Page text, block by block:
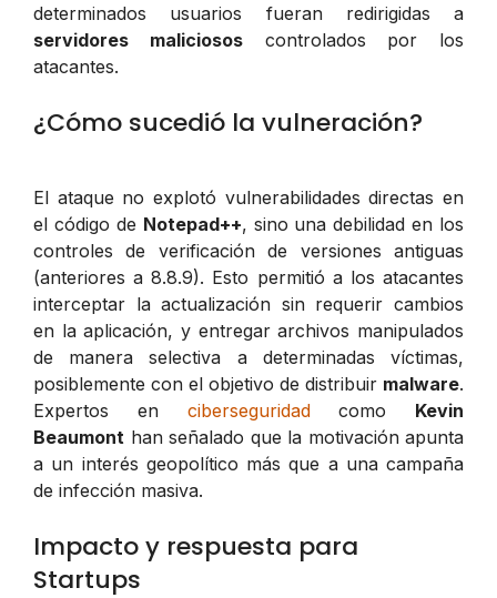
determinados usuarios fueran redirigidas a
servidores maliciososcontrolados por los
atacantes.
¿Cómo sucedió la vulneración?
El ataque no explotó vulnerabilidades directas en
el código de Notepad++, sino una debilidad en los
controles de verificación de versiones antiguas
(anteriores a 8.8.9). Esto permitió a los atacantes
interceptar la actualización sin requerir cambios
en la aplicación, y entregar archivos manipulados
de manera selectiva a determinadas víctimas,
posiblemente con el objetivo de distribuir malware.
Expertos en ciberseguridadcomo Kevin
Beaumont han señalado que la motivación apunta
a un interés geopolítico más que a una campaña
de infección masiva.
Impacto y respuesta para
Startups